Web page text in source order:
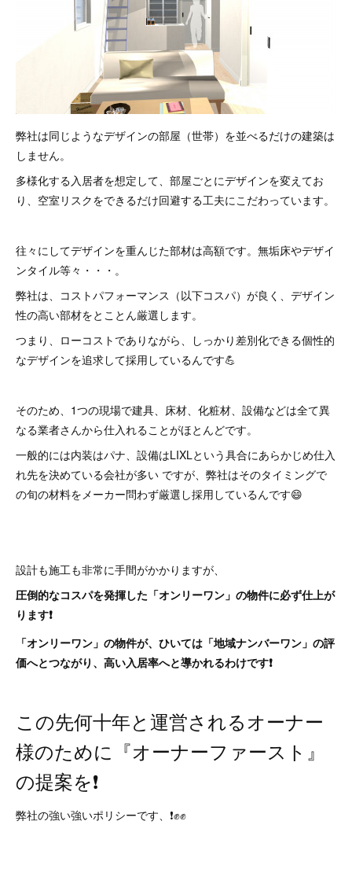
弊社は同じようなデザインの部屋（世帯）を並べるだけの建築は
しません。
多様化する入居者を想定して、部屋ごとにデザインを変えてお
り、空室リスクをできるだけ回避する工夫にこだわっています。
往々にしてデザインを重んじた部材は高額です。無垢床やデザイ
ンタイル等々・・・。
弊社は、コストパフォーマンス（以下コスパ）が良く、デザイン
性の高い部材をとことん厳選します。
つまり、ローコストでありながら、しっかり差別化できる個性的
なデザインを追求して採用しているんです💪
そのため、1つの現場で建具、床材、化粧材、設備などは全て異
なる業者さんから仕入れることがほとんどです。
一般的には内装はパナ、設備はLIXLという具合にあらかじめ仕入
れ先を決めている会社が多い ですが、弊社はそのタイミングで
の旬の材料をメーカー問わず厳選し採用しているんです😄
設計も施工も非常に手間がかかりますが、
圧倒的なコスパを発揮した「オンリーワン」の物件に必ず仕上が
ります❗
「オンリーワン」の物件が、ひいては「地域ナンバーワン」の評
価へとつながり、高い入居率へと導かれるわけです❗
この先何十年と運営されるオーナー
様のために『オーナーファースト』
の提案を❗
弊社の強い強いポリシーです、❗✊✊